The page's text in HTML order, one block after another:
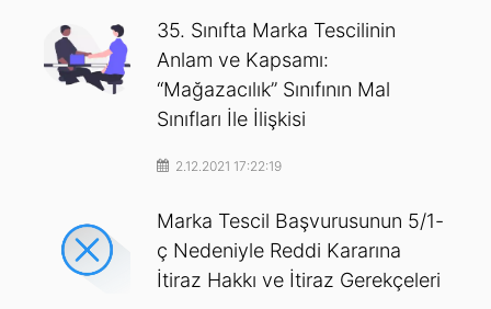
35. Sınıfta Marka Tescilinin
Anlam ve Kapsamı:
“Mağazacılık” Sınıfının Mal
Sınıfları İle İlişkisi
2.12.2021 17:22:19
Marka Tescil Başvurusunun 5/1-
ç Nedeniyle Reddi Kararına
İtiraz Hakkı ve İtiraz Gerekçeleri